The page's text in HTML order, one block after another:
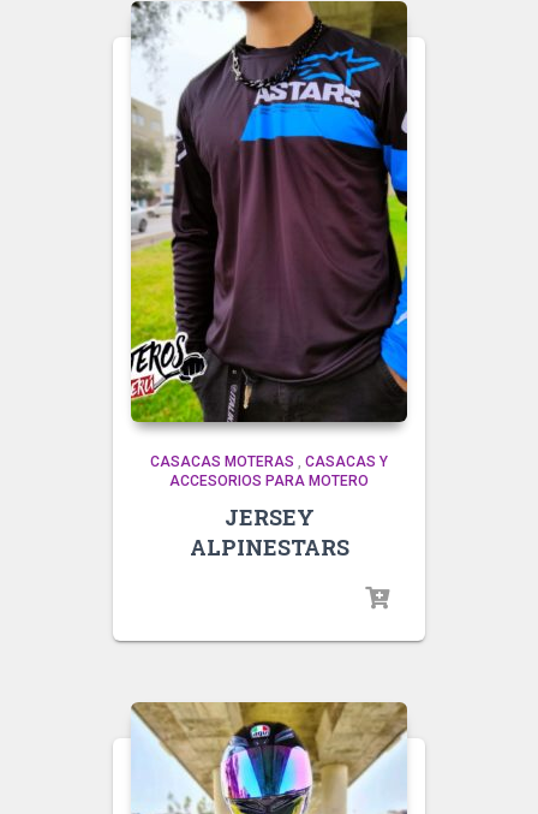
CASACAS MOTERAS , CASACAS Y
ACCESORIOS PARA MOTERO
JERSEY
ALPINESTARS